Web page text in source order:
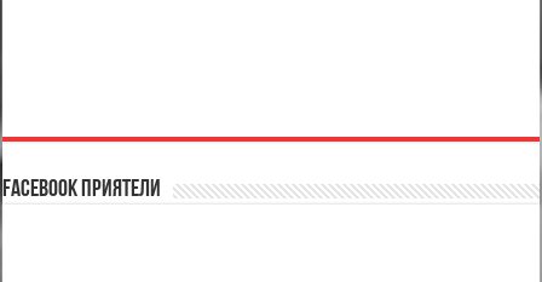
Facebook Приятели